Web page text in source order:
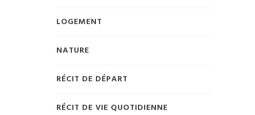
LOGEMENT
NATURE
RÉCIT DE DÉPART
RÉCIT DE VIE QUOTIDIENNE